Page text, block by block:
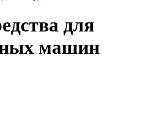
для
машин